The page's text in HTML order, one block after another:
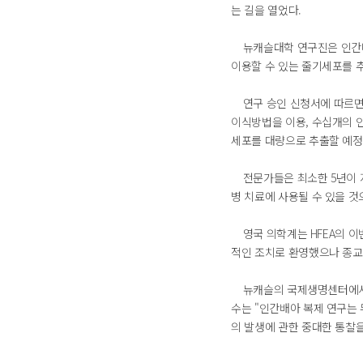
는 길을 열었다.
뉴캐슬대학 연구진은 인
이용할 수 있는 줄기세포를
연구 승인 신청서에 따르
이식방법을 이용, 수십개의
세포를 대량으로 추출할 예
전문가들은 최소한 5년이
병 치료에 사용될 수 있을
영국 의학계는 HFEA의
적인 조치로 환영했으나 종
뉴캐슬의 국제생명센터에
수는 "인간배아 복제 연구
의 발생에 관한 중대한 통찰